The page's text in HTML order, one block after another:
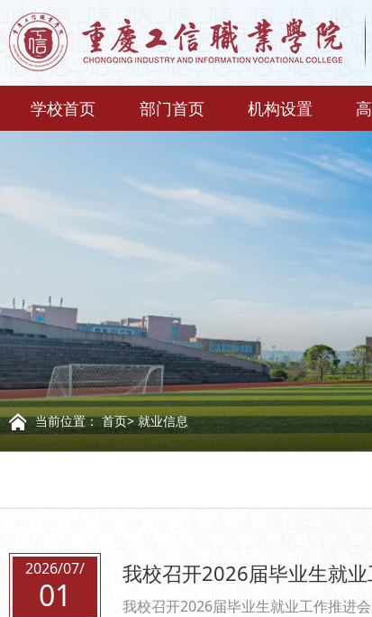
学校首页 部门首页 机构设置
当前位置：首页>就业信息
2026/07/
01
我校召开2026届毕业生就
我校召开2026届毕业生就业工作推进会为扎实推进2026届毕业生就业工作，压实就业工作责任，7